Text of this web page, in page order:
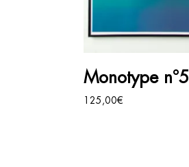
Monotype n°5
125,00€